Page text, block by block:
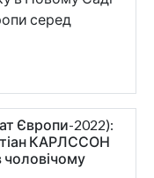
серед
Європи-2022):
КАРЛССОН